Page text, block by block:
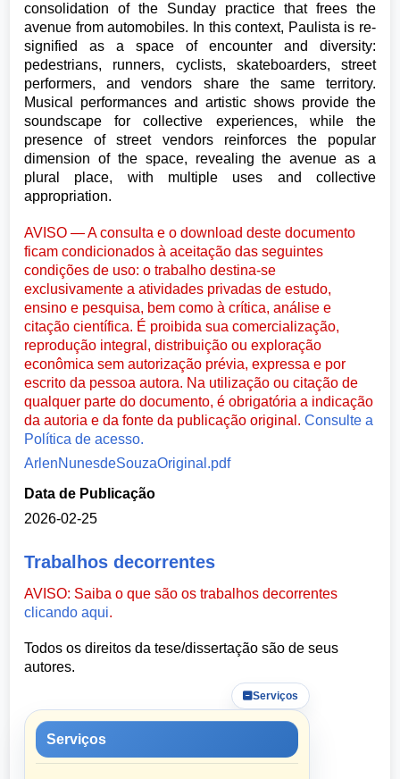
consolidation of the Sunday practice that frees the
avenue from automobiles. In this context, Paulista is re-
signified as a space of encounter and diversity:
pedestrians, runners, cyclists, skateboarders, street
performers, and vendors share the same territory.
Musical performances and artistic shows provide the
soundscape for collective experiences, while the
presence of street vendors reinforces the popular
dimension of the space, revealing the avenue as a
plural place, with multiple uses and collective
appropriation.
AVISO — A consulta e o download deste documento
ficam condicionados à aceitação das seguintes
condições de uso: o trabalho destina-se
exclusivamente a atividades privadas de estudo,
ensino e pesquisa, bem como à crítica, análise e
citação científica. É proibida sua comercialização,
reprodução integral, distribuição ou exploração
econômica sem autorização prévia, expressa e por
escrito da pessoa autora. Na utilização ou citação de
qualquer parte do documento, é obrigatória a indicação
da autoria e da fonte da publicação original.Consulte a
Política de acesso.
ArlenNunesdeSouzaOriginal.pdf
Data de Publicação
2026-02-25
Trabalhos decorrentes
AVISO: Saiba o que são os trabalhos decorrentes
clicando aqui.
Todos os direitos da tese/dissertação são de seus
autores.
Serviços
Serviços